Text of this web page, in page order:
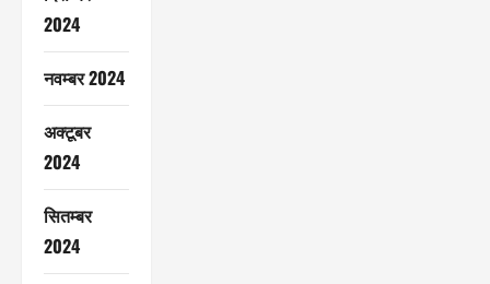
2024
नवम्बर 2024
अक्टूबर
2024
सितम्बर
2024